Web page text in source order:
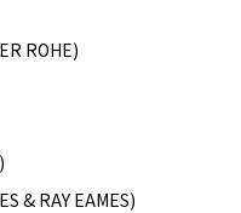
ROHE)
& RAY EAMES)